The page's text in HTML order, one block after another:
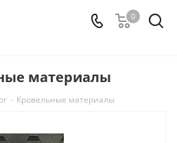
0
материалы
- Кровельные материалы